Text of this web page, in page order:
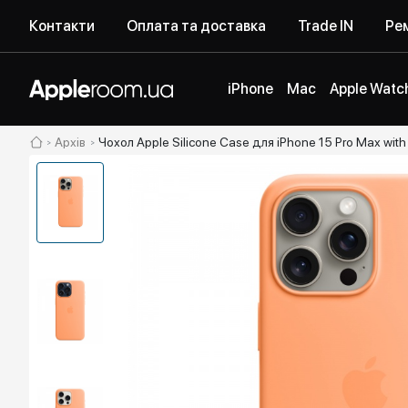
Контакти Оплата та доставка Trade IN
iPhone Mac Apple
Архів Чохол Apple Silicone Case для iPhone 15 Pro Max